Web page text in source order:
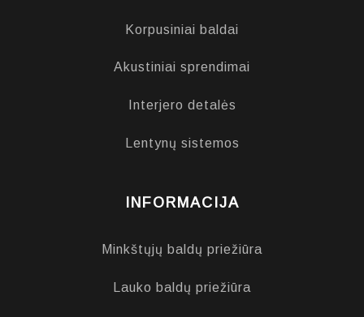
Korpusiniai baldai
Akustiniai sprendimai
Interjero detalės
Lentynų sistemos
INFORMACIJA
Minkštųjų baldų priežiūra
Lauko baldų priežiūra